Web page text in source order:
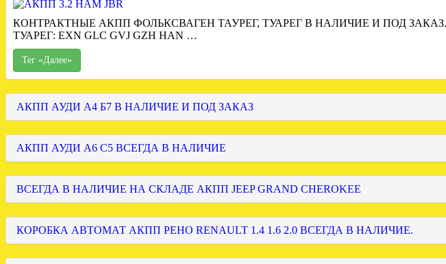
КОНТРАКТНЫЕ АКПП ФОЛЬКСВАГЕН ТАУРЕГ, ТУАРЕГ В НАЛИЧИЕ И ПОД
ТУАРЕГ: EXN GLC GVJ GZH HAN …
Тег «Далее»
АКПП АУДИ А4 Б7 В НАЛИЧИЕ И ПОД ЗАКАЗ
АКПП АУДИ А6 С5 ВСЕГДА В НАЛИЧИЕ
ВСЕГДА В НАЛИЧИЕ НА СКЛАДЕ АКПП JEEP GRAND CHEROKEE
КОРОБКА АВТОМАТ АКПП РЕНО RENAULT 1.4 1.6 2.0 ВСЕГДА В НАЛИЧИЕ.